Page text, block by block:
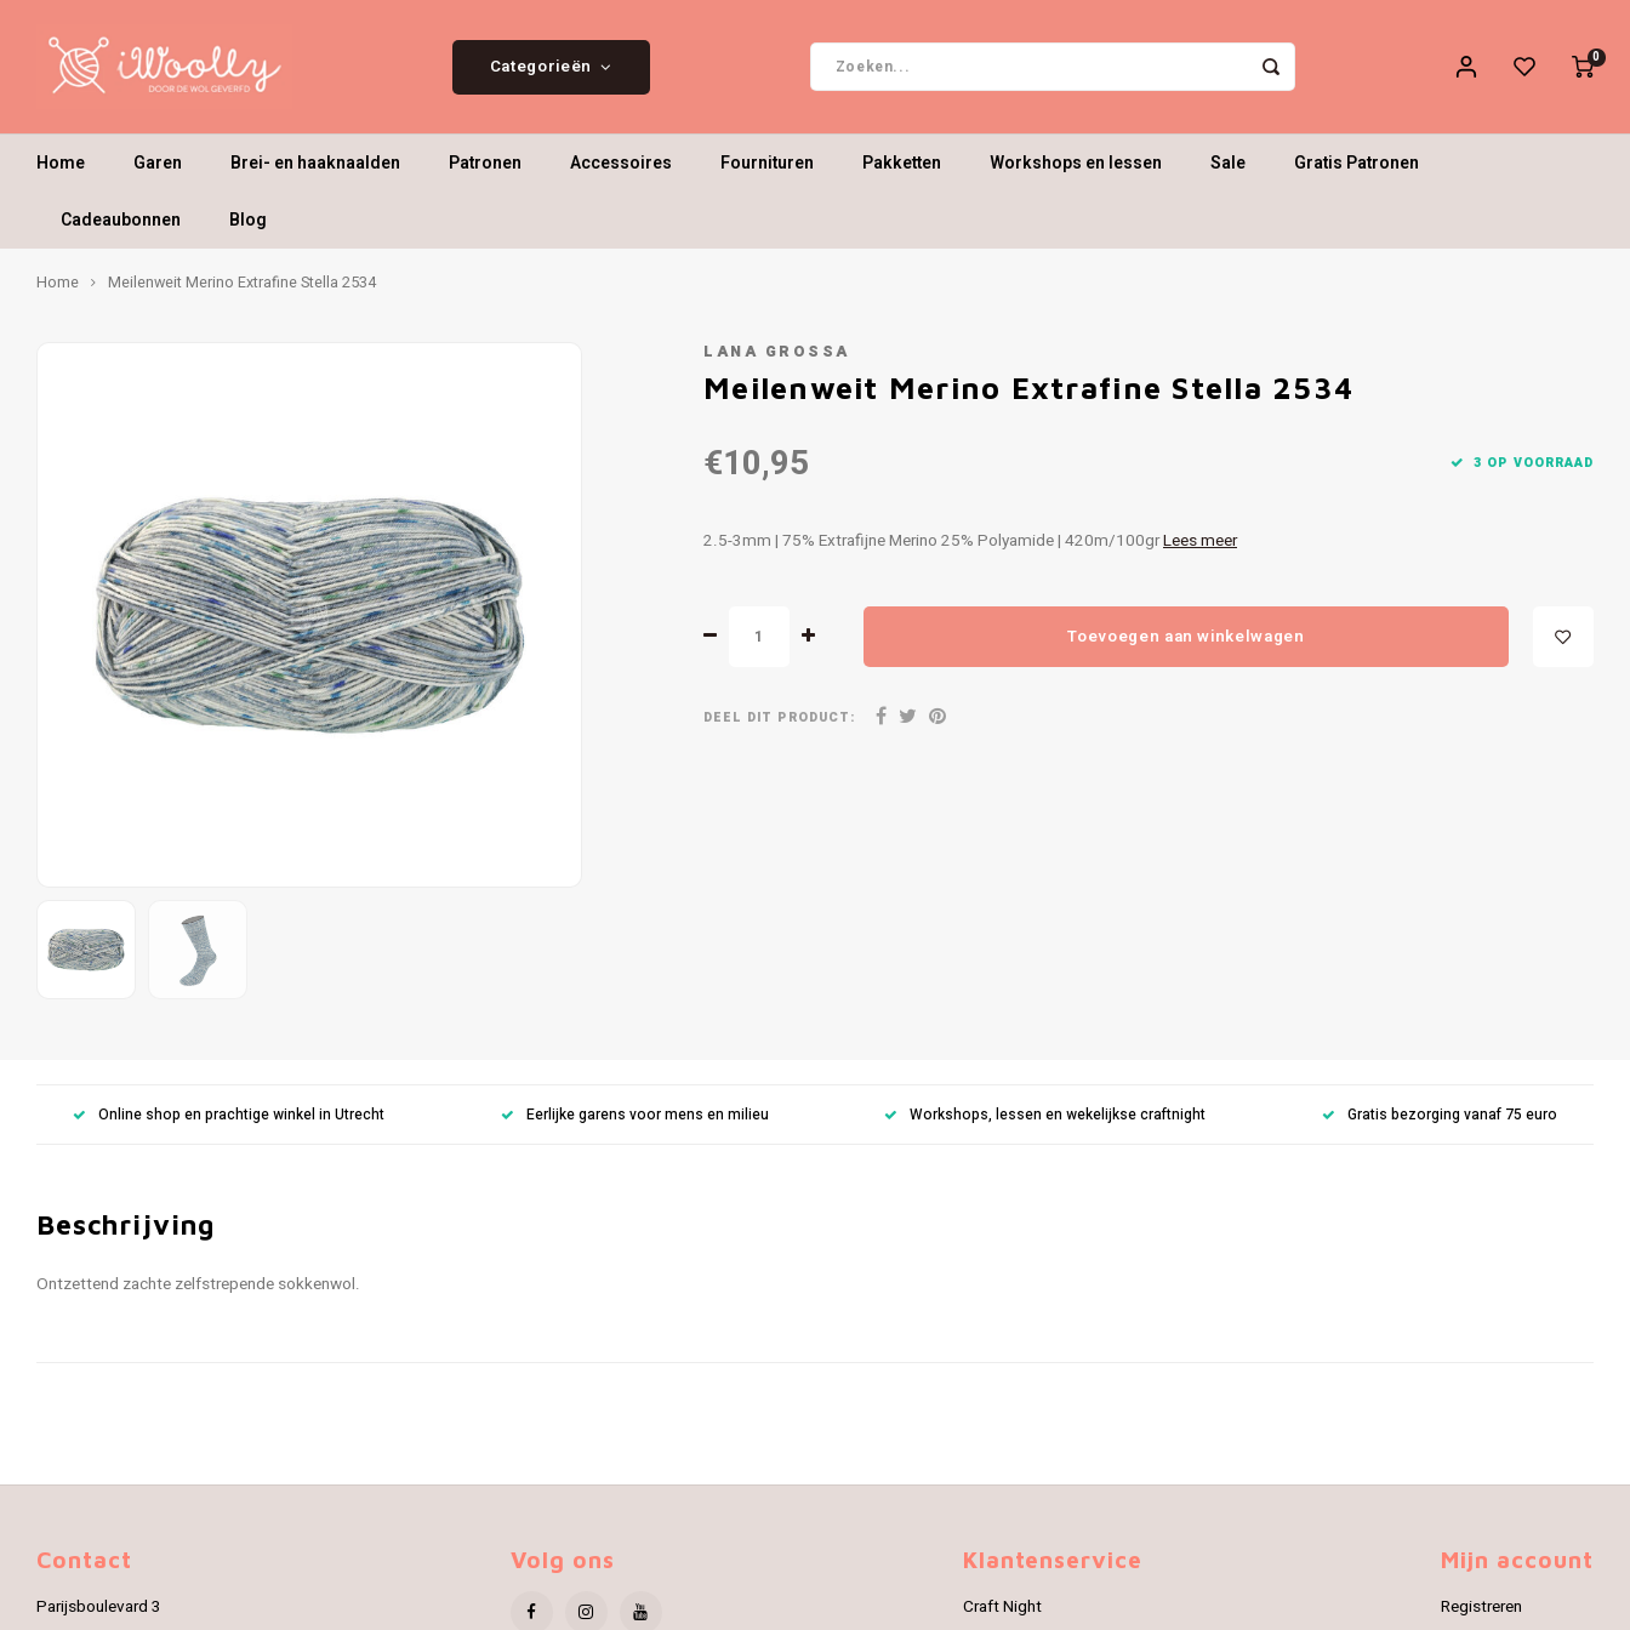
Categorieën 0
Home Garen Brei- en haaknaalden Patronen Accessoires Fournituren Pakketten Workshops en lessen Sale Gratis Patronen
Cadeaubonnen Blog
Home Meilenweit Merino Extrafine Stella 2534
LANA GROSSA
Meilenweit Merino Extrafine Stella 2534
€10,95 3 OP VOORRAAD
2.5-3mm | 75% Extrafijne Merino 25% Polyamide | 420m/100grLees meer
Toevoegen aan winkelwagen
DEEL DIT PRODUCT:
Online shop en prachtige winkel in Utrecht Eerlijke garens voor mens en milieu Workshops, lessen en wekelijkse craftnight Gratis bezorging vanaf 75 euro
Beschrijving
Ontzettend zachte zelfstrepende sokkenwol.
Contact
Parijsboulevard 3
Volg ons Klantenservice
Craft Night
Mijn account
Registreren